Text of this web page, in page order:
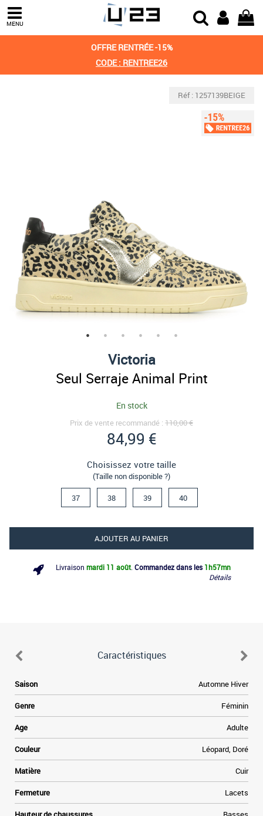
MENU
OFFRE RENTRÉE -15%
CODE : RENTREE26
Réf : 1257139BEIGE
Victoria
Seul Serraje Animal Print
En stock
Prix de vente recommandé : 110,00 €
84,99 €
Choisissez votre taille
(Taille non disponible ?)
37 38 39 40
AJOUTER AU PANIER
Livraison mardi 11 août. Commandez dans les 1h57mn
Détails
Caractéristiques
Saison Automne Hiver
Genre Féminin
Age Adulte
Couleur Léopard, Doré
Matière Cuir
Fermeture Lacets